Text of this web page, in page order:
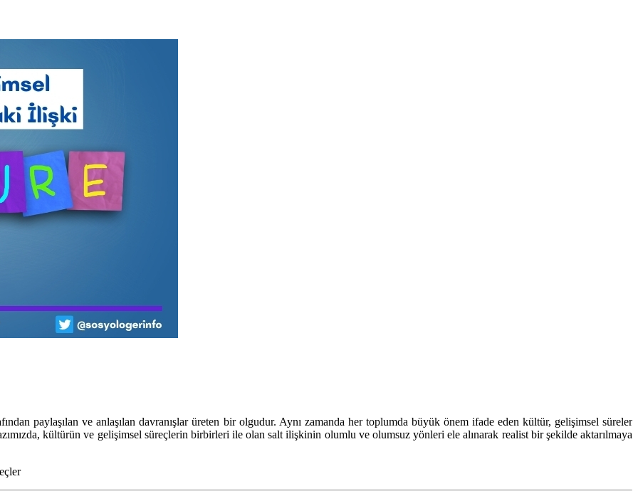
paylaşılan ve anlaşılan davranışlar üreten bir olgudur. Aynı zamanda her toplumda büyük önem ifade eden kültür, gelişimsel süreler
kültürün ve gelişimsel süreçlerin birbirleri ile olan salt ilişkinin olumlu ve olumsuz yönleri ele alınarak realist bir şekilde aktarılmaya